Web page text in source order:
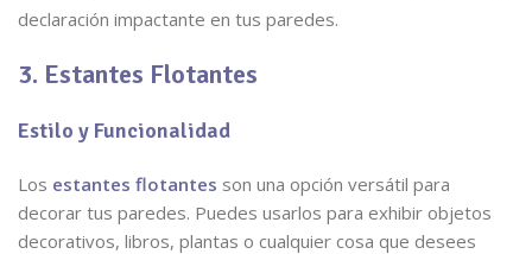
declaración impactante en tus paredes.
3. Estantes Flotantes
Estilo y Funcionalidad
Los estantes flotantes son una opción versátil para
decorar tus paredes. Puedes usarlos para exhibir objetos
decorativos, libros, plantas o cualquier cosa que desees